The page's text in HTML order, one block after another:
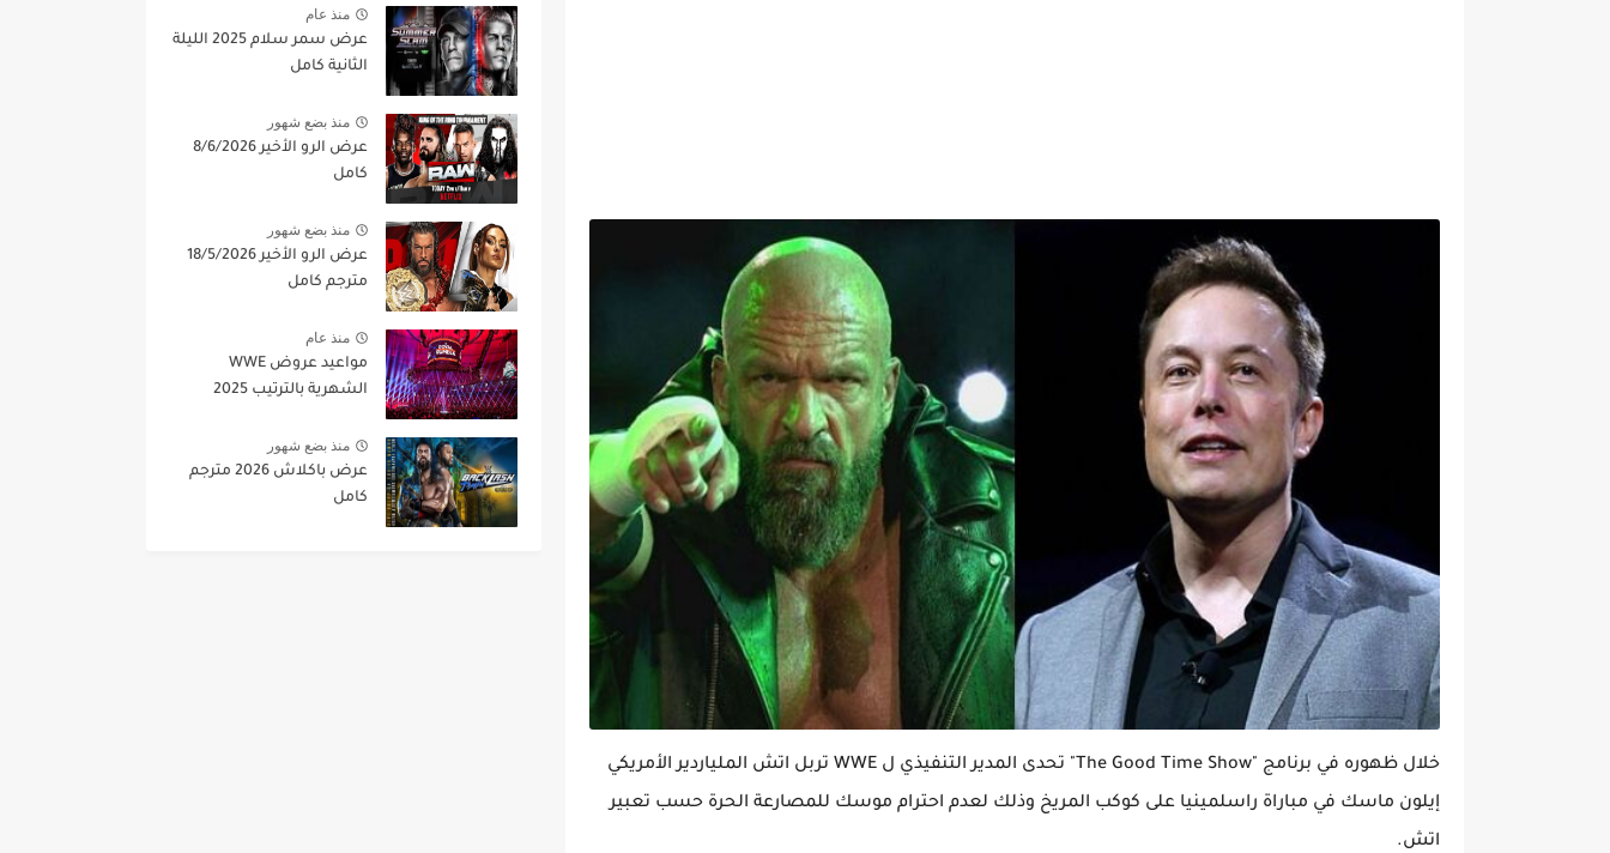
خلال ظهوره في برنامج "The Good Time Show" تحدى المدير التنفيذي ل WWE تربل اتش الملياردير الأمريكي
إيلون ماسك في مباراة راسلمينيا على كوكب المريخ وذلك لعدم احترام موسك للمصارعة الحرة حسب تعبير
اتش.
منذ عام
عرض سمر سلام 2025 الليلة
الثانية كامل
منذ بضع شهور
عرض الرو الأخير 8/6/2026
كامل
منذ بضع شهور
عرض الرو الأخير 18/5/2026
مترجم كامل
منذ عام
مواعيد عروض WWE
الشهرية بالترتيب 2025
منذ بضع شهور
عرض باكلاش 2026 مترجم
كامل